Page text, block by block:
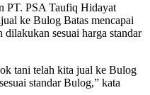
PT. PSA Taufiq Hidayat
ke Bulog Batas mencapai
sesuai harga standar
tani telah kita jual ke Bulog
standar Bulog,” kata